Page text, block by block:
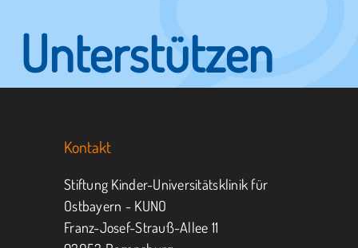
Unterstützen
Sie KUNO.
Jeder kann helfen.
MITMACHEN SPENDEN
Kontakt
Stiftung Kinder-Universitätsklinik für
Ostbayern - KUNO
Franz-Josef-Strauß-Allee 11